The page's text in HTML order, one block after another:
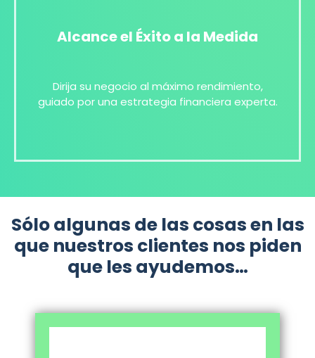
Alcance el Éxito a la Medida
Dirija su negocio al máximo rendimiento,
guiado por una estrategia financiera experta.
Sólo algunas de las cosas en las
que nuestros clientes nos piden
que les ayudemos…